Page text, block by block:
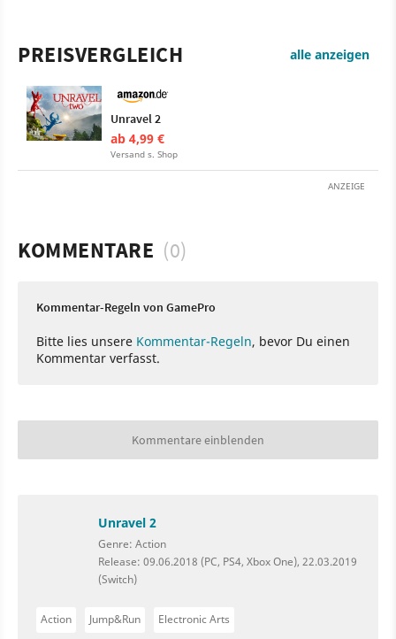
PREISVERGLEICH alle anzeigen
Unravel 2
ab 4,99 €
Versand s. Shop
ANZEIGE
KOMMENTARE (0)
Kommentar-Regeln von GamePro
Bitte lies unsere Kommentar-Regeln, bevor Du einen
Kommentar verfasst.
Kommentare einblenden
Unravel 2
Genre: Action
Release: 09.06.2018 (PC, PS4, Xbox One), 22.03.2019
(Switch)
Action Jump&Run Electronic Arts